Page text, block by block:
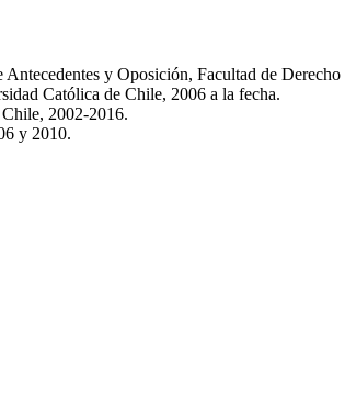
y Oposición, Facultad de
Católica de Chile, 2006 a la fecha.
2002-2016.
y 2010.